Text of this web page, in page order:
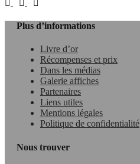
Plus d’informations
Livre d’or
Récompenses et prix
Dans les médias
Galerie affiches
Partenaires
Liens utiles
Mentions légales
Politique de confidentialité
Nous trouver